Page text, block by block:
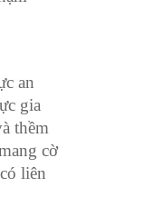
an
gia
thềm
cờ
liên